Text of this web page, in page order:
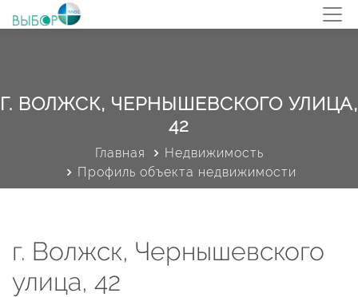
Г. ВОЛЖСК, ЧЕРНЫШЕВСКОГО УЛИЦА,
42
Главная
Недвижимость
Профиль объекта недвижимости
г. Волжск, Чернышевского
улица, 42